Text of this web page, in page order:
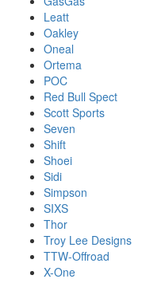
Leatt
Oakley
Oneal
Ortema
POC
Red Bull Spect
Scott Sports
Seven
Shift
Shoei
Sidi
Simpson
SIXS
Thor
Troy Lee Designs
TTW-Offroad
X-One